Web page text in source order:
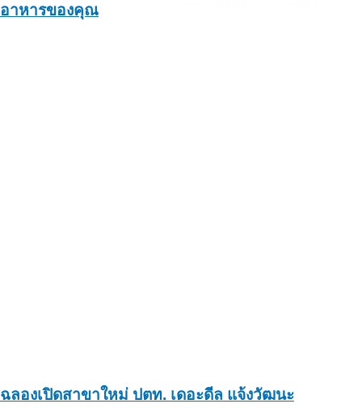
อาหารของคุณ
ฉลองเปิดสาขาใหม่ ปตท. เดอะดีล แจ้งวัฒนะ